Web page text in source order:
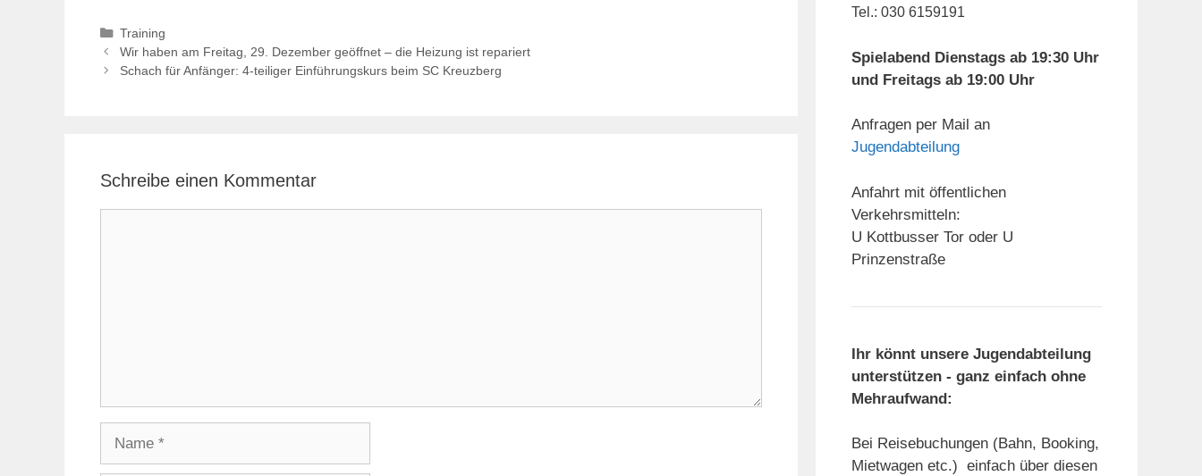
Kategorien
Training
Wir haben am Freitag, 29. Dezember geöffnet – die Heizung ist repariert
Schach für Anfänger: 4-teiliger Einführungskurs beim SC Kreuzberg
Schreibe einen Kommentar
Tel.: 030 6159191
Spielabend Dienstags ab 19:30 Uhr
und Freitags ab 19:00 Uhr
Anfragen per Mail an
Jugendabteilung
Anfahrt mit öffentlichen
Verkehrsmitteln:
U Kottbusser Tor oder U
Prinzenstraße
Ihr könnt unsere Jugendabteilung
unterstützen - ganz einfach ohne
Mehraufwand:
Bei Reisebuchungen (Bahn, Booking,
Mietwagen etc.) einfach über diesen